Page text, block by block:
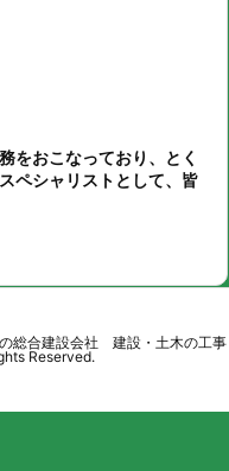
をおこなっており、とく
ペシャリストとして、皆
総合建設会社 建設・土木の工事
Reserved.